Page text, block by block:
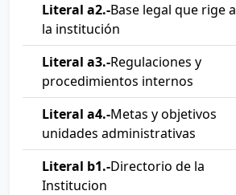
Literal a2.-Base legal que rige a
la institución
Literal a3.-Regulaciones y
procedimientos internos
Literal a4.-Metas y objetivos
unidades administrativas
Literal b1.-Directorio de la
Institucion